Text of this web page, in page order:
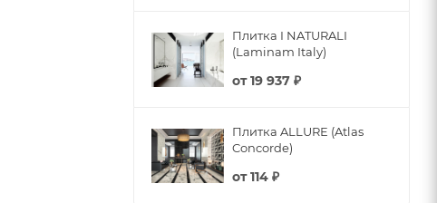
Плитка I NATURALI
(Laminam Italy)
от19 937 ₽
Плитка ALLURE (Atlas
Concorde)
от114 ₽